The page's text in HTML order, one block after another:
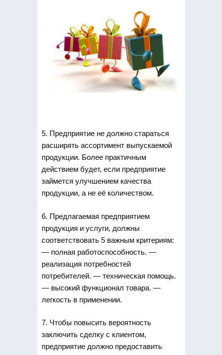
5. Предприятие не должно стараться
расширять ассортимент выпускаемой
продукции. Более практичным
действием будет, если предприятие
займется улучшением качества
продукции, а не её количеством.
6. Предлагаемая предприятием
продукция и услуги, должны
соответствовать 5 важным критериям:
— полная работоспособность. —
реализация потребностей
потребителей. — техническая помощь.
— высокий функционал товара. —
легкость в применении.
7. Чтобы повысить вероятность
заключить сделку с клиентом,
предприятие должно предоставить